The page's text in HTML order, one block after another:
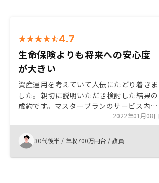
4.7
生命保険よりも将来への安心度
が大きい
資産運用を考えていて人伝にたどり着きま
した。親切に説明いただき検討した結果の
成約です。マスタープランのサービス内容
が手厚いと思いました。おすすめです。
生命保険よりも将来への安心度が大きいで
す。今後もよろしくお願いします。
2022年01月08日
30代後半 / 年収700万円台 /教員